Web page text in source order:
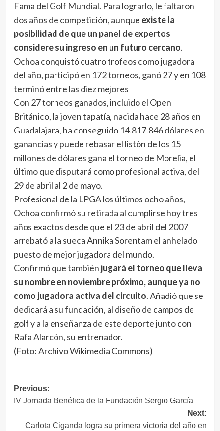
Fama del Golf Mundial. Para lograrlo, le faltaron
dos años de competición, aunque existe la
posibilidad de que un panel de expertos
considere su ingreso en un futuro cercano.
Ochoa conquistó cuatro trofeos como jugadora
del año, participó en 172 torneos, ganó 27 y en 108
terminó entre las diez mejores
Con 27 torneos ganados, incluido el Open
Británico, la joven tapatía, nacida hace 28 años en
Guadalajara, ha conseguido 14.817.846 dólares en
ganancias y puede rebasar el listón de los 15
millones de dólares gana el torneo de Morelia, el
último que disputará como profesional activa, del
29 de abril al 2 de mayo.
Profesional de la LPGA los últimos ocho años,
Ochoa confirmó su retirada al cumplirse hoy tres
años exactos desde que el 23 de abril del 2007
arrebató a la sueca Annika Sorentam el anhelado
puesto de mejor jugadora del mundo.
Confirmó que también jugará el torneo que lleva
su nombre en noviembre próximo, aunque ya no
como jugadora activa del circuito. Añadió que se
dedicará a su fundación, al diseño de campos de
golf y a la enseñanza de este deporte junto con
Rafa Alarcón, su entrenador.
(Foto: Archivo Wikimedia Commons)
Navegación
de
entradas
Previous:
IV Jornada Benéfica de la Fundación Sergio García
Next:
Carlota Ciganda logra su primera victoria del año en